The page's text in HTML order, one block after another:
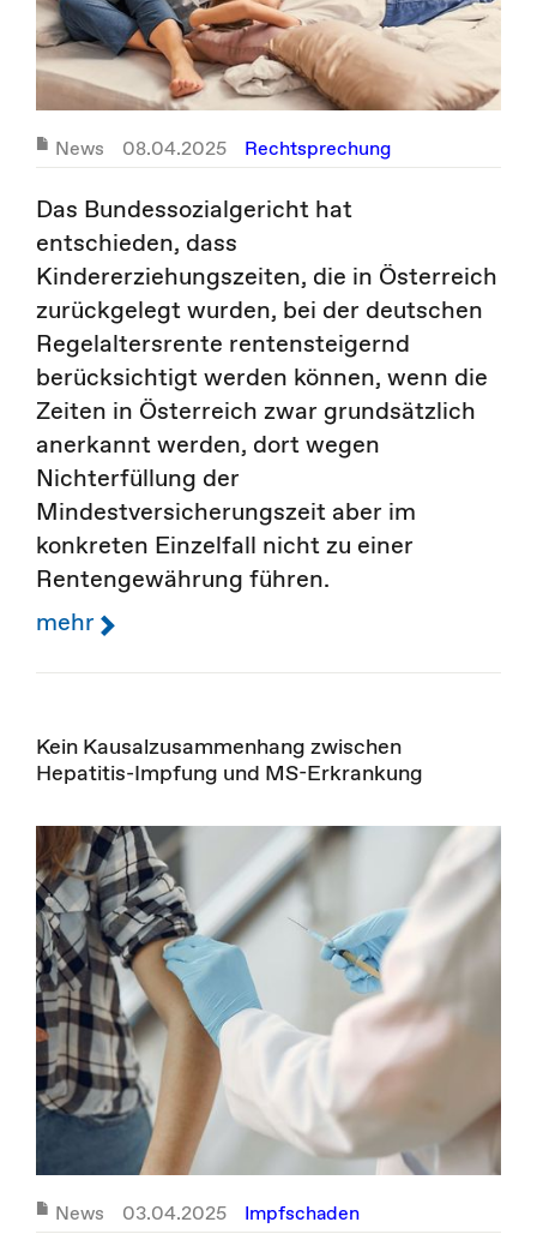
News 08.04.2025 Rechtsprechung
Das Bundessozialgericht hat
entschieden, dass
Kindererziehungszeiten, die in Österreich
zurückgelegt wurden, bei der deutschen
Regelaltersrente rentensteigernd
berücksichtigt werden können, wenn die
Zeiten in Österreich zwar grundsätzlich
anerkannt werden, dort wegen
Nichterfüllung der
Mindestversicherungszeit aber im
konkreten Einzelfall nicht zu einer
Rentengewährung führen.
mehr
Kein Kausalzusammenhang zwischen
Hepatitis-Impfung und MS-Erkrankung
News 03.04.2025 Impfschaden